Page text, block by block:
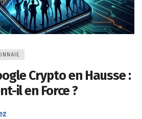
Crypto en Hausse :
il en Force ?